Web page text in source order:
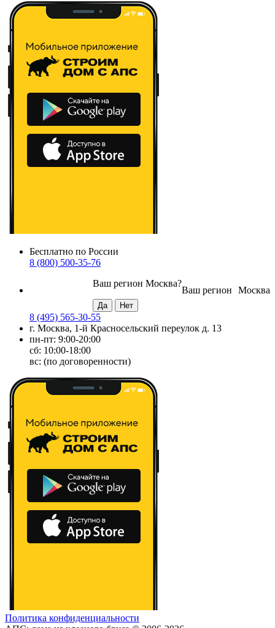
Бесплатно по России
8 (800) 500-35-76
Москва
Ваш регион
Ваш регион Москва?
8 (495) 565-30-55
г. Москва, 1-й Красносельский переулок д. 13
пн-пт: 9:00-20:00
сб: 10:00-18:00
вс: (по договоренности)
Политика конфиденциальности